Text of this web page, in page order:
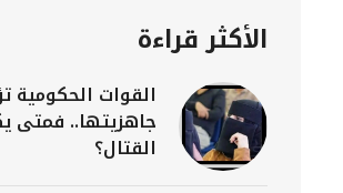
الأكثر قراءة
القوات الحكومية
جاهزيتها.. فمتى
القتال؟